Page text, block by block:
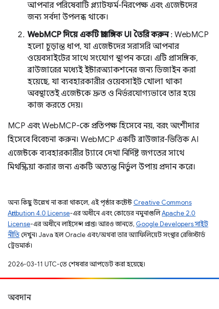
আপনার পরিষেবাটি প্ল্যাটফর্ম-নিরপেক্ষ এবং এজেন্টদের
জন্য সর্বদা উপলব্ধ থাকে।
WebMCP দিয়ে একটি প্রাসঙ্গিক UI তৈরি করুন: WebMCP
হলো চূড়ান্ত ধাপ, যা এজেন্টদের সরাসরি আপনার
ওয়েবসাইটের সাথে সংযোগ স্থাপন করে। এটি প্রাসঙ্গিক,
ব্রাউজারের মধ্যেই ইন্টারঅ্যাকশনের জন্য ডিজাইন করা
হয়েছে, যা ব্যবহারকারীর ওয়েবসাইট খোলা থাকা
অবস্থাতেই এজেন্টকে দ্রুত ও নির্ভরযোগ্যভাবে তার হয়ে
কাজ করতে দেয়।
MCP এবং WebMCP-কে প্রতিপক্ষ হিসেবে নয়, বরং অংশীদার
হিসেবে বিবেচনা করুন। WebMCP একটি ব্রাউজার-ভিত্তিক AI
এজেন্টকে ব্যবহারকারীর ট্যাবে দেখা নির্দিষ্ট জগতের সাথে
মিথস্ক্রিয়া করার জন্য একটি অত্যন্ত নির্ভুল উপায় প্রদান করে।
অন্য কিছু উল্লেখ না করা থাকলে, এই পৃষ্ঠার কন্টেন্ট Creative Commons
Attribution 4.0 License-এর অধীনে এবং কোডের নমুনাগুলিApache 2.0
License-এর অধীনে লাইসেন্স প্রাপ্ত। আরও জানতে, Google Developers সাইট
নীতিদেখুন। Java হল Oracle এবং/অথবা তার অ্যাফিলিয়েট সংস্থার রেজিস্টার্ড
ট্রেডমার্ক।
2026-03-11 UTC-তে শেষবার আপডেট করা হয়েছে।
অবদান